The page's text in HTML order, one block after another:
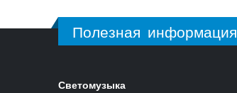
Полезная информация
Светомузыка